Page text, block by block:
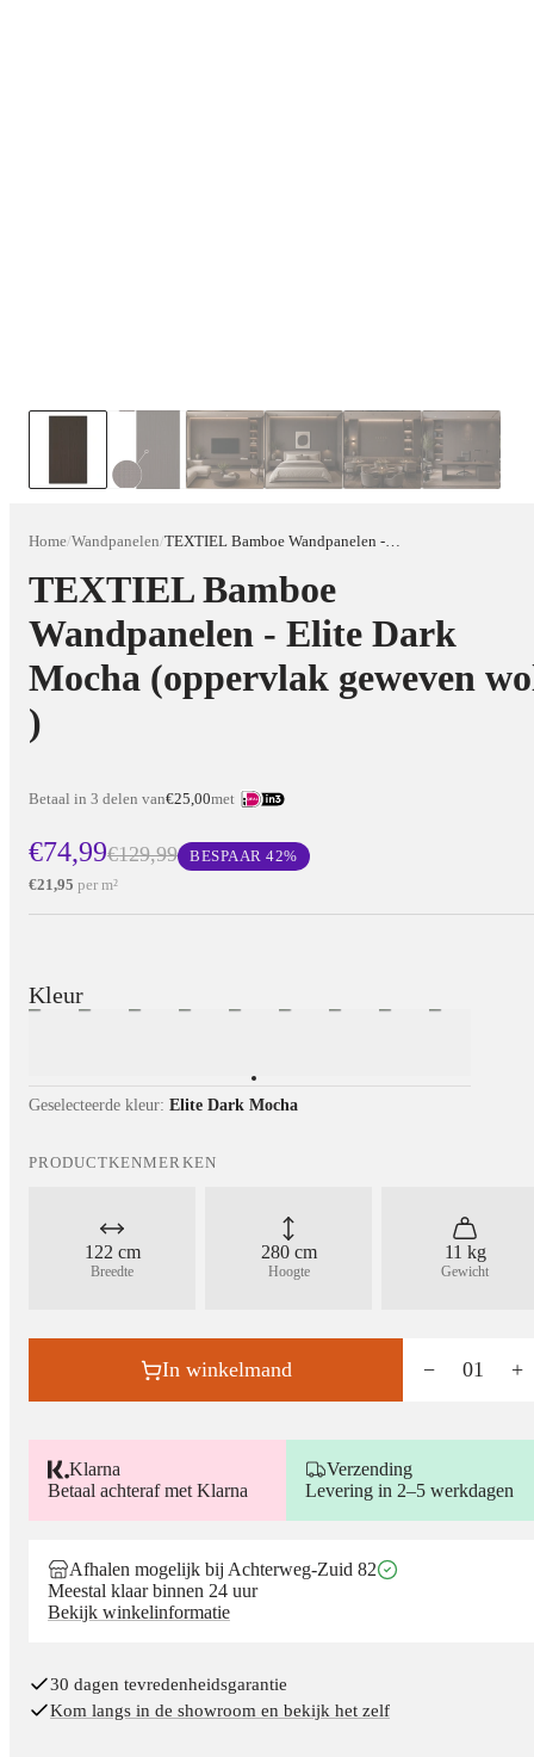
Home/Wandpanelen/
TEXTIEL Bamboe
Wandpanelen - Elite Dark
Mocha (oppervlak geweven
)
Betaal in 3 delen van€25,00met
€74,99€129,99 BESPAAR42%
€21,95 per m²
Kleur
Geselecteerde kleur: Elite Dark Mocha
PRODUCTKENMERKEN
122 cm
Breedte
280 cm
Hoogte
11 kg
Gewicht
In winkelmand − 01 +
Klarna
Betaal achteraf met Klarna
Verzending
Levering in 2–5 werkdagen
Afhalen mogelijk bij Achterweg-Zuid 82
Meestal klaar binnen 24 uur
Bekijk winkelinformatie
30 dagen tevredenheidsgarantie
Kom langs in de showroom en bekijk het zelf